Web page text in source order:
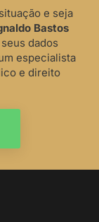
e seja
Bastos
dados
especialista
e direito